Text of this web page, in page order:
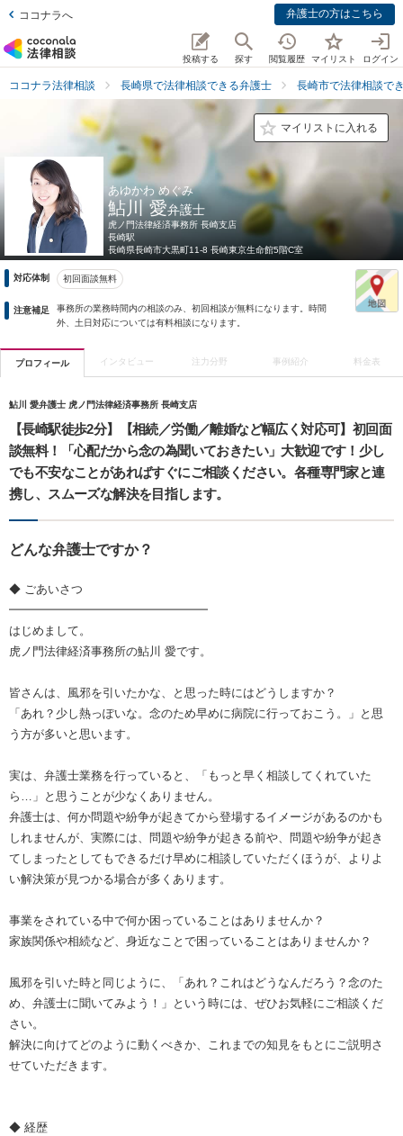
ココナラへ 弁護士の方はこちら
投稿する 探す 閲覧履歴 マイリスト ログイン
ココナラ法律相談 長崎県で法律相談できる弁護士 長崎市で法律相談で
マイリストに入れる
あゆかわ めぐみ
鮎川 愛弁護士
虎ノ門法律経済事務所 長崎支店
長崎駅
長崎県長崎市大黒町11-8 長崎東京生命館5階C室
対応体制 初回面談無料
注意補足
事務所の業務時間内の相談のみ、初回相談が無料になります。時間
外、土日対応については有料相談になります。
プロフィール インタビュー 注力分野 事例紹介 料金表
鮎川 愛弁護士 虎ノ門法律経済事務所 長崎支店
【長崎駅徒歩2分】【相続／労働／離婚など幅広く対応可】初回面
談無料！「心配だから念の為聞いておきたい」大歓迎です！少し
でも不安なことがあればすぐにご相談ください。各種専門家と連
携し、スムーズな解決を目指します。
どんな弁護士ですか？
◆ ごあいさつ
━━━━━━━━━━━━━━━━━
はじめまして。
虎ノ門法律経済事務所の鮎川 愛です。
皆さんは、風邪を引いたかな、と思った時にはどうしますか？
「あれ？少し熱っぽいな。念のため早めに病院に行っておこう。」と思
う方が多いと思います。
実は、弁護士業務を行っていると、「もっと早く相談してくれていた
ら…」と思うことが少なくありません。
弁護士は、何か問題や紛争が起きてから登場するイメージがあるのかも
しれませんが、実際には、問題や紛争が起きる前や、問題や紛争が起き
てしまったとしてもできるだけ早めに相談していただくほうが、よりよ
い解決策が見つかる場合が多くあります。
事業をされている中で何か困っていることはありませんか？
家族関係や相続など、身近なことで困っていることはありませんか？
風邪を引いた時と同じように、「あれ？これはどうなんだろう？念のた
め、弁護士に聞いてみよう！」という時には、ぜひお気軽にご相談くだ
さい。
解決に向けてどのように動くべきか、これまでの知見をもとにご説明さ
せていただきます。
◆ 経歴